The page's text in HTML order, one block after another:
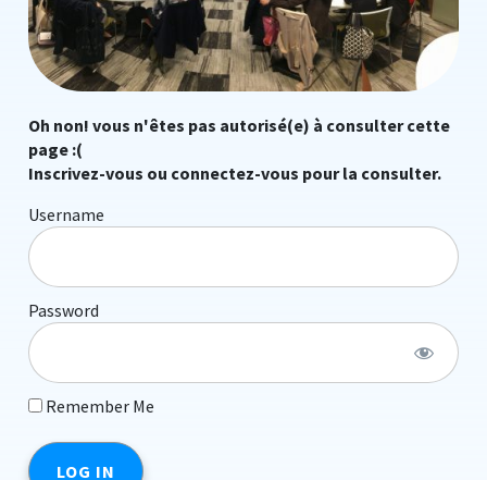
Oh non! vous n'êtes pas autorisé(e) à consulter cette
page :(
Inscrivez-vous ou connectez-vous pour la consulter.
Username
Password
Remember Me